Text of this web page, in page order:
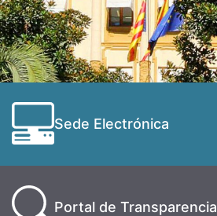
Sede Electrónica
Portal de Transparencia